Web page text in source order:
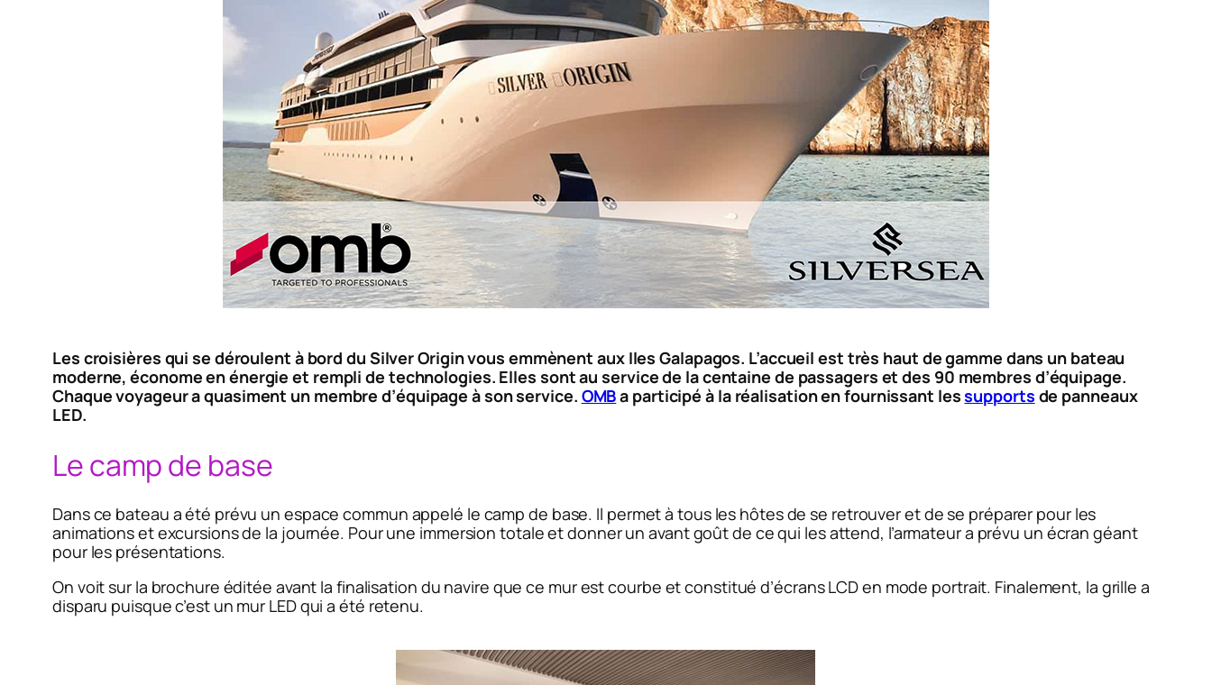
Les croisières qui se déroulent à bord du Silver Origin vous emmènent aux Iles Galapagos. L’accueil est très haut de gamme dans un bateau
moderne, économe en énergie et rempli de technologies. Elles sont au service de la centaine de passagers et des 90 membres d’équipage.
Chaque voyageur a quasiment un membre d’équipage à son service. OMBa participé à la réalisation en fournissant lessupports de panneaux
LED.
Le camp de base
Dans ce bateau a été prévu un espace commun appelé le camp de base. Il permet à tous les hôtes de se retrouver et de se préparer pour les
animations et excursions de la journée. Pour une immersion totale et donner un avant goût de ce qui les attend, l’armateur a prévu un écran géant
pour les présentations.
On voit sur la brochure éditée avant la finalisation du navire que ce mur est courbe et constitué d’écrans LCD en mode portrait. Finalement, la grille a
disparu puisque c’est un mur LED qui a été retenu.